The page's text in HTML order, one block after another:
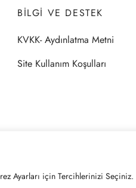
Ayarları için Tercihlerinizi Seçiniz.
BILGI VE DESTEK
KVKK- Aydınlatma Metni
Site Kullanım Koşulları